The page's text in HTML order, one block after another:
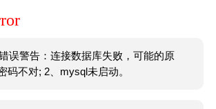
误警告：连接数据库失败，可能的原
码不对; 2、mysql未启动。